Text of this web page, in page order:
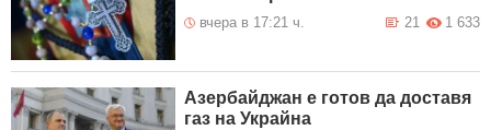
вчера в 17:21 ч. 1 633
21
Азербайджан е готов да доставя
газ на Украйна